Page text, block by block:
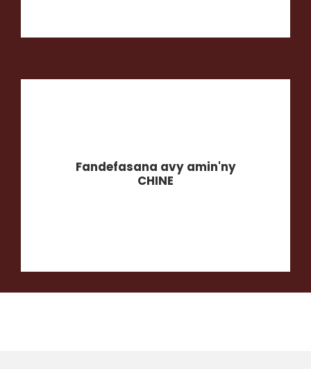
Fandefasana avy amin'ny
CHINE